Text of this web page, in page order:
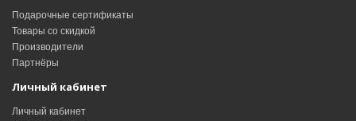
Подарочные сертификаты
Товары со скидкой
Производители
Партнёры
Личный кабинет
Личный кабинет